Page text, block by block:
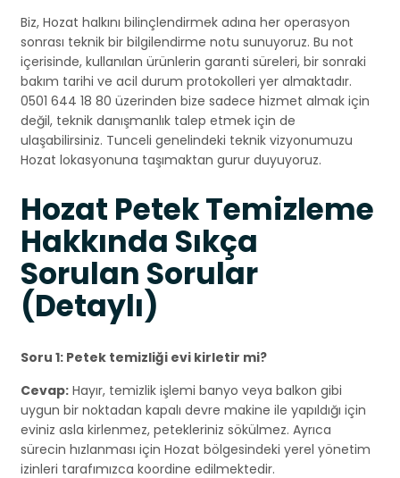
Biz, Hozat halkını bilinçlendirmek adına her operasyon
sonrası teknik bir bilgilendirme notu sunuyoruz. Bu not
içerisinde, kullanılan ürünlerin garanti süreleri, bir sonraki
bakım tarihi ve acil durum protokolleri yer almaktadır.
0501 644 18 80 üzerinden bize sadece hizmet almak için
değil, teknik danışmanlık talep etmek için de
ulaşabilirsiniz. Tunceli genelindeki teknik vizyonumuzu
Hozat lokasyonuna taşımaktan gurur duyuyoruz.
Hozat Petek Temizleme
Hakkında Sıkça
Sorulan Sorular
(Detaylı)
Soru 1: Petek temizliği evi kirletir mi?
Cevap: Hayır, temizlik işlemi banyo veya balkon gibi
uygun bir noktadan kapalı devre makine ile yapıldığı için
eviniz asla kirlenmez, petekleriniz sökülmez. Ayrıca
sürecin hızlanması için Hozat bölgesindeki yerel yönetim
izinleri tarafımızca koordine edilmektedir.